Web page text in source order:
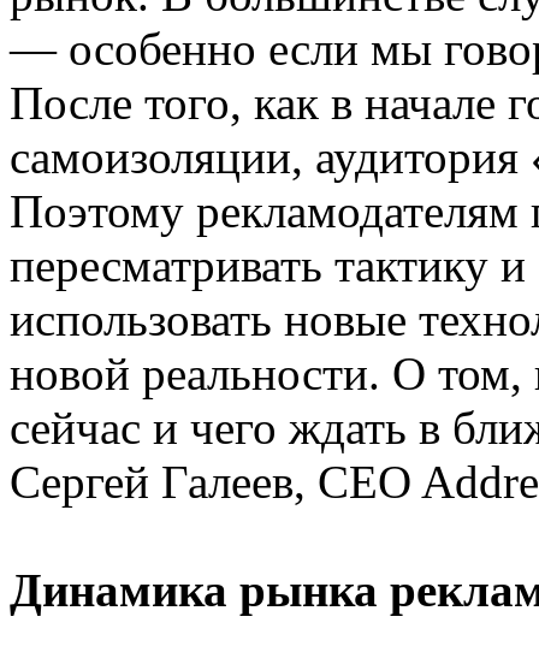
— особенно если мы
После того, как в начале
самоизоляции,
Поэтому
пересматривать тактику
использовать новые
новой реальности. О том,
сейчас и чего ждать в
Сергей Галеев, CEO
Динамика рынка